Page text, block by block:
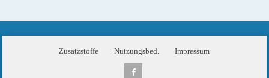
Zusatzstoffe Nutzungsbed. Impressum